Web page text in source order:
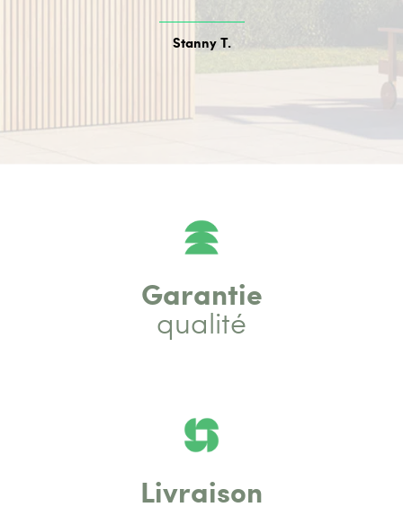
Stanny T.
Garantie
qualité
Livraison